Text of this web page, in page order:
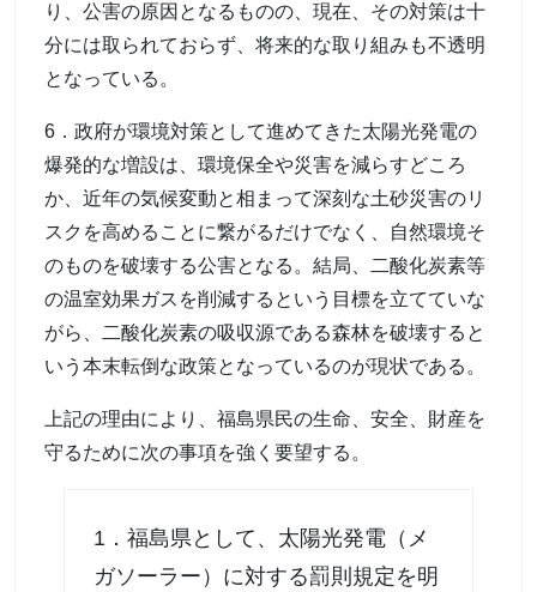
り、公害の原因となるものの、現在、その対策は十
分には取られておらず、将来的な取り組みも不透明
となっている。
6．政府が環境対策として進めてきた太陽光発電の
爆発的な増設は、環境保全や災害を減らすどころ
か、近年の気候変動と相まって深刻な土砂災害のリ
スクを高めることに繋がるだけでなく、自然環境そ
のものを破壊する公害となる。結局、二酸化炭素等
の温室効果ガスを削減するという目標を立てていな
がら、二酸化炭素の吸収源である森林を破壊すると
いう本末転倒な政策となっているのが現状である。
上記の理由により、福島県民の生命、安全、財産を
守るために次の事項を強く要望する。
1．福島県として、太陽光発電（メ
ガソーラー）に対する罰則規定を明